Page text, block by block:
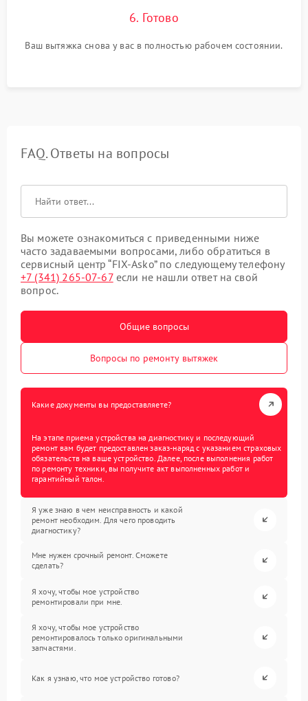
6. Готово
Ваш вытяжка снова у вас в полностью рабочем состоянии.
FAQ. Ответы на вопросы
Вы можете ознакомиться с приведенными ниже
часто задаваемыми вопросами, либо обратиться в
сервисный центр “FIX-Asko” по следующему телефону
+7 (341) 265-07-67если не нашли ответ на свой
вопрос.
Общие вопросы
Вопросы по ремонту вытяжек
Какие документы вы предоставляете?
На этапе приема устройства на диагностику и последующий
ремонт вам будет предоставлен заказ-наряд с указанием страховых
обязательств на ваше устройство. Далее, после выполнения работ
по ремонту техники, вы получите акт выполненных работ и
гарантийный талон.
Я уже знаю в чем неисправность и какой
ремонт необходим. Для чего проводить
диагностику?
Мне нужен срочный ремонт. Сможете
сделать?
Я хочу, чтобы мое устройство
ремонтировали при мне.
Я хочу, чтобы мое устройство
ремонтировалось только оригинальными
запчастями.
Как я узнаю, что мое устройство готово?